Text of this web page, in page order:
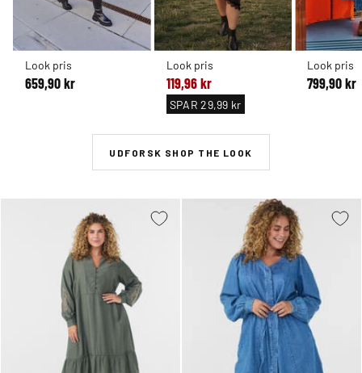
Look pris
659,90 kr
Look pris
119,96 kr
SPAR 29,99 kr
Look pris
799,90 kr
UDFORSK SHOP THE LOOK